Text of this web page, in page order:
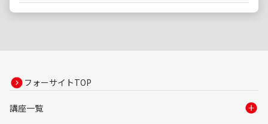
フォーサイトTOP
講座一覧